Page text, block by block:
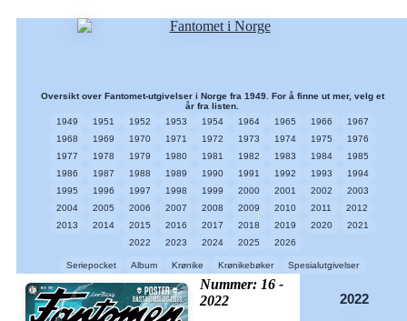
Oversikt over Fantomet-utgivelser i Norge fra 1949. For å finne ut mer, velg et
år fra listen.
1949
1951 1952 1953 1954 1964 1965 1966
1967
1968
1969 1970 1971 1972 1973 1974 1975
1976
1977
1978 1979 1980 1981 1982 1983 1984
1985
1986
1987 1988 1989 1990 1991 1992 1993
1994
1995
1996 1997 1998 1999 2000 2001 2002
2003
2004
2005 2006 2007 2008 2009 2010 2011
2012
2013
2014 2015 2016 2017 2018 2019 2020
2021
2022
2023 2024 2025 2026
Seriepocket Album Krønike Krønikebøker Spesialutgivelser
Nummer: 16 -
2022
2022